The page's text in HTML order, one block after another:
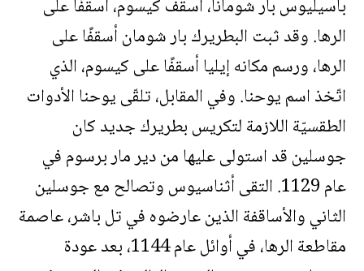
باسيليوس بار شومانا، أسقف كيسوم، أسقفًا على
الرها. وقد ثبت البطريرك بار شومان أسقفًا على
الرها، ورسم مكانه إيليا أسقفًا على كيسوم، الذي
اتّخذ اسم يوحنا. وفي المقابل، تلقّى يوحنا الأدوات
الطقسيّة اللازمة لتكريس بطريرك جديد كان
جوسلين قد استولى عليها من دير مار برسوم في
عام 1129. التقى أثناسيوس وتصالح مع جوسلين
الثاني والأساقفة الذين عارضوه في تل باشر، عاصمة
مقاطعة الرها، في أوائل عام 1144، بعد عودة